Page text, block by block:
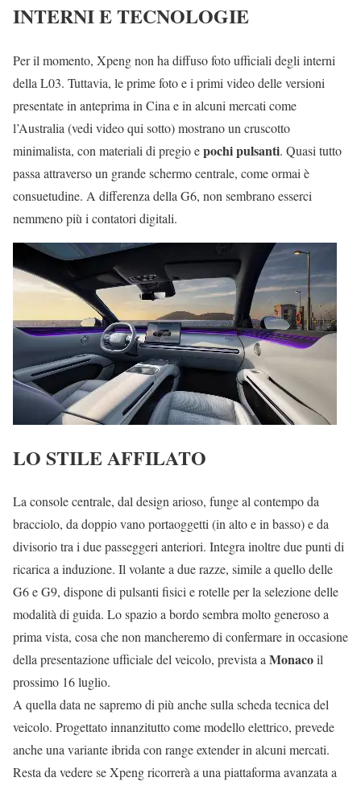
INTERNI E TECNOLOGIE
Per il momento, Xpeng non ha diffuso foto ufficiali degli interni
della L03. Tuttavia, le prime foto e i primi video delle versioni
presentate in anteprima in Cina e in alcuni mercati come
l’Australia (vedi video qui sotto) mostrano un cruscotto
minimalista, con materiali di pregio epochi pulsanti. Quasi tutto
passa attraverso un grande schermo centrale, come ormai è
consuetudine. A differenza della G6, non sembrano esserci
nemmeno più i contatori digitali.
LO STILE AFFILATO
La console centrale, dal design arioso, funge al contempo da
bracciolo, da doppio vano portaoggetti (in alto e in basso) e da
divisorio tra i due passeggeri anteriori. Integra inoltre due punti di
ricarica a induzione. Il volante a due razze, simile a quello delle
G6 e G9, dispone di pulsanti fisici e rotelle per la selezione delle
modalità di guida. Lo spazio a bordo sembra molto generoso a
prima vista, cosa che non mancheremo di confermare in occasione
della presentazione ufficiale del veicolo, prevista aMonacoil
prossimo 16 luglio.
A quella data ne sapremo di più anche sulla scheda tecnica del
veicolo. Progettato innanzitutto come modello elettrico, prevede
anche una variante ibrida con range extender in alcuni mercati.
Resta da vedere se Xpeng ricorrerà a una piattaforma avanzata a